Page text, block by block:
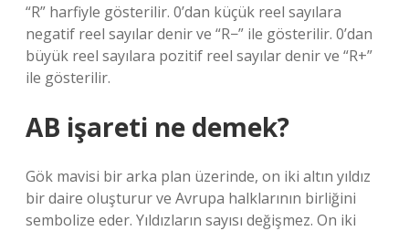
“R” harfiyle gösterilir. 0’dan küçük reel sayılara
negatif reel sayılar denir ve “R−” ile gösterilir. 0’dan
büyük reel sayılara pozitif reel sayılar denir ve “R+”
ile gösterilir.
AB işareti ne demek?
Gök mavisi bir arka plan üzerinde, on iki altın yıldız
bir daire oluşturur ve Avrupa halklarının birliğini
sembolize eder. Yıldızların sayısı değişmez. On iki